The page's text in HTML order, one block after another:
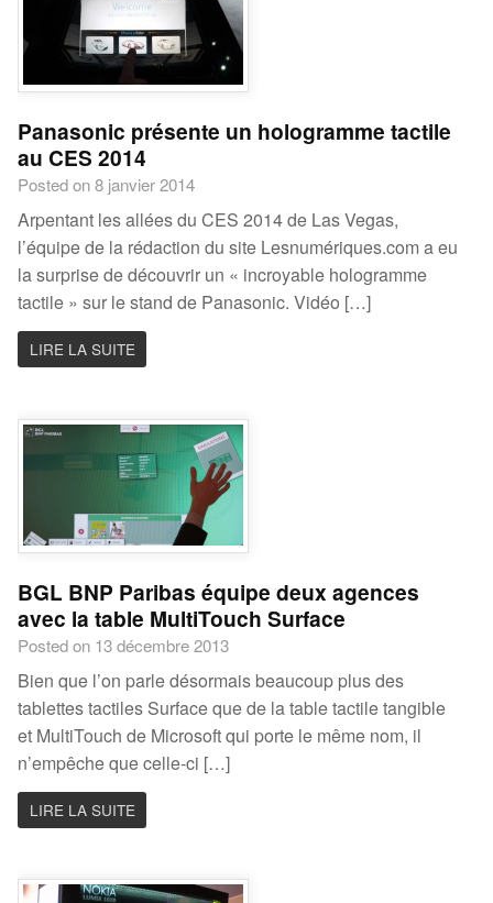
Panasonic présente un hologramme tactile
au CES 2014
Posted on 8 janvier 2014
Arpentant les allées du CES 2014 de Las Vegas,
l’équipe de la rédaction du site Lesnumériques.com a eu
la surprise de découvrir un « incroyable hologramme
tactile » sur le stand de Panasonic. Vidéo […]
LIRE LA SUITE
BGL BNP Paribas équipe deux agences
avec la table MultiTouch Surface
Posted on 13 décembre 2013
Bien que l’on parle désormais beaucoup plus des
tablettes tactiles Surface que de la table tactile tangible
et MultiTouch de Microsoft qui porte le même nom, il
n’empêche que celle-ci […]
LIRE LA SUITE